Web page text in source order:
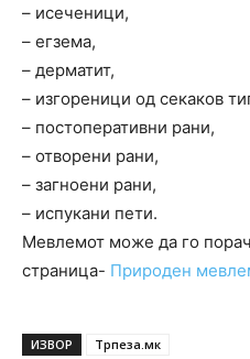
– исеченици,
– егзема,
– дерматит,
– изгореници од секаков
– постоперативни рани,
– отворени рани,
– загноени рани,
– испукани пети.
Мевлемот може да го
страница- Природен
ИЗВОР
Трпеза.мк